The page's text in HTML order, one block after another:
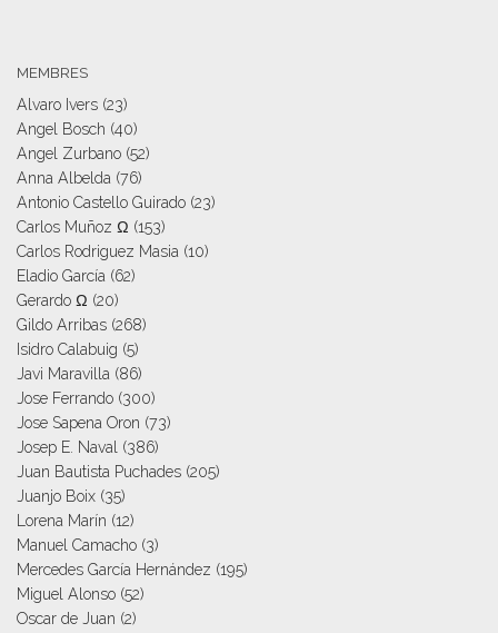
MEMBRES
Alvaro Ivers (23)
Angel Bosch (40)
Angel Zurbano (52)
Anna Albelda (76)
Antonio Castello Guirado (23)
Carlos Muñoz Ω (153)
Carlos Rodriguez Masia (10)
Eladio García (62)
Gerardo Ω (20)
Gildo Arribas (268)
Isidro Calabuig (5)
Javi Maravilla (86)
Jose Ferrando (300)
Jose Sapena Oron (73)
Josep E. Naval (386)
Juan Bautista Puchades (205)
Juanjo Boix (35)
Lorena Marín (12)
Manuel Camacho (3)
Mercedes García Hernández (195)
Miguel Alonso (52)
Oscar de Juan (2)